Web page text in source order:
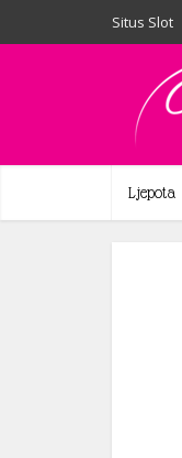
Situs Slot
Ljepota